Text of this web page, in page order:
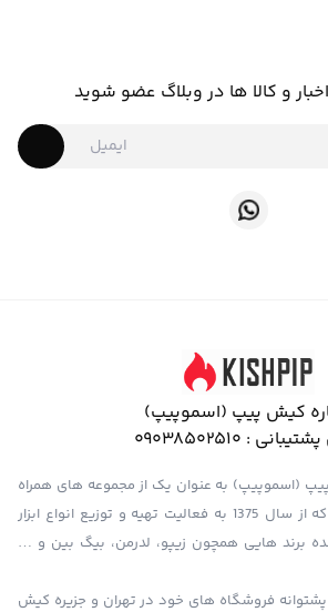
و کالا ها در وبلاگ عضو شوید
کیش پیپ (اسموپیپ)
پشتیبانی : 09038502510
(اسموپیپ) به عنوان یک از مجموعه های همراه
اسموکیش (smokish.ir) که از سال 1375 به فعالیت تهیه و توزیع انواع ابزار
برند هایی همچون زیپو، لدرمن، بیگ بین و …
پشتوانه فروشگاه های خود در تهران و جزیره کیش